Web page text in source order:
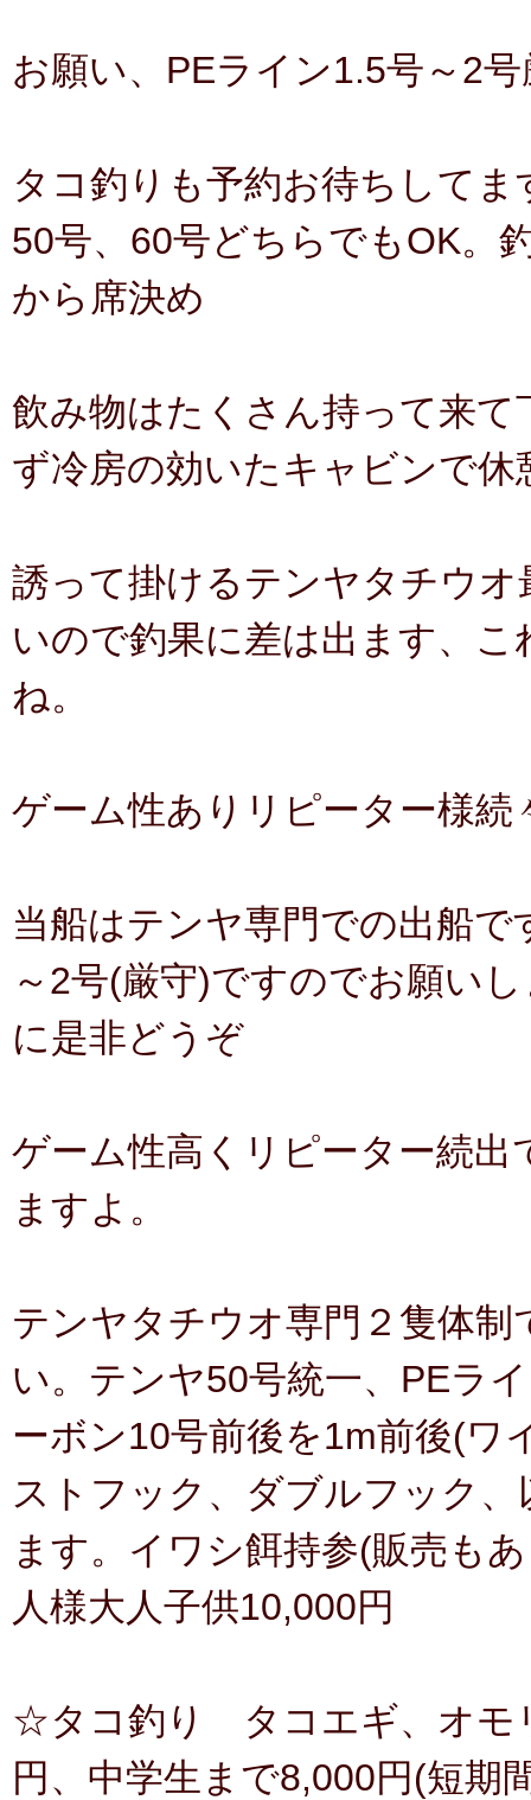
お願い、PEライン1.5号～2
タコ釣りも予約お待ちして
50号、60号どちらでもOK。
から席決め
飲み物はたくさん持って来
ず冷房の効いたキャビンで休
誘って掛けるテンヤタチウ
いので釣果に差は出ます、
ね。
ゲーム性ありリピーター様続
当船はテンヤ専門での出船
～2号(厳守)ですのでお願い
に是非どうぞ
ゲーム性高くリピーター続
ますよ。
テンヤタチウオ専門２隻体
い。テンヤ50号統一、PEラ
ーボン10号前後を1m前後(ワ
ストフック、ダブルフック
ます。イワシ餌持参(販売も
人様大人子供10,000円
☆タコ釣り タコエギ、オモ
円、中学生まで8,000円(短期